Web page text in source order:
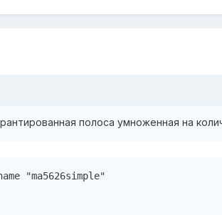
полоса умноженная на
"ma5626simple"